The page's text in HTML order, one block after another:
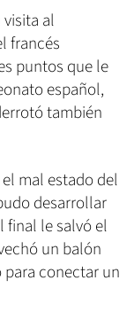
al
francés
puntos que le
español,
también
mal estado del
desarrollar
final le salvó el
un balón
para conectar un